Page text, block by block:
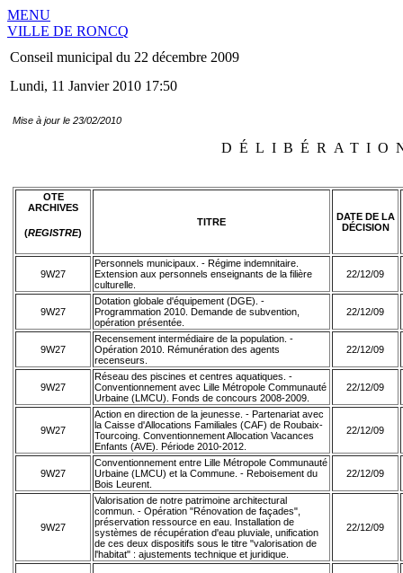
MENU
VILLE DE RONCQ
Conseil municipal du 22 décembre 2009
Lundi, 11 Janvier 2010 17:50
Mise à jour le 23/02/2010
OTE
ARCHIVES
(REGISTRE)
TITRE DATE DE LA
DÉCISION
9W27
Personnels municipaux. - Régime indemnitaire.
Extension aux personnels enseignants de la filière
culturelle.
22/12/09
9W27
Dotation globale d'équipement (DGE). -
Programmation 2010. Demande de subvention,
opération présentée.
22/12/09
9W27
Recensement intermédiaire de la population. -
Opération 2010. Rémunération des agents
recenseurs.
22/12/09
9W27
Réseau des piscines et centres aquatiques. -
Conventionnement avec Lille Métropole Communauté
Urbaine (LMCU). Fonds de concours 2008-2009.
22/12/09
9W27
Action en direction de la jeunesse. - Partenariat avec
la Caisse d'Allocations Familiales (CAF) de Roubaix-
Tourcoing. Conventionnement Allocation Vacances
Enfants (AVE). Période 2010-2012.
22/12/09
9W27
Conventionnement entre Lille Métropole Communauté
Urbaine (LMCU) et la Commune. - Reboisement du
Bois Leurent.
22/12/09
9W27
Valorisation de notre patrimoine architectural
commun. - Opération "Rénovation de façades",
préservation ressource en eau. Installation de
systèmes de récupération d'eau pluviale, unification
de ces deux dispositifs sous le titre "valorisation de
l'habitat" : ajustements technique et juridique.
22/12/09